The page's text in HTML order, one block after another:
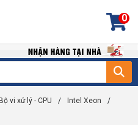
0
vi xử lý - CPU / Intel Xeon
/